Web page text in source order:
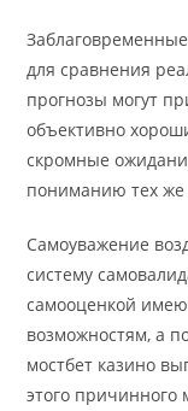
для сравнения
прогнозы могут
объективно
скромные
пониманию тех же
Самоуважение
систему
самооценкой
возможностям, а
мостбет казино
этого причинного